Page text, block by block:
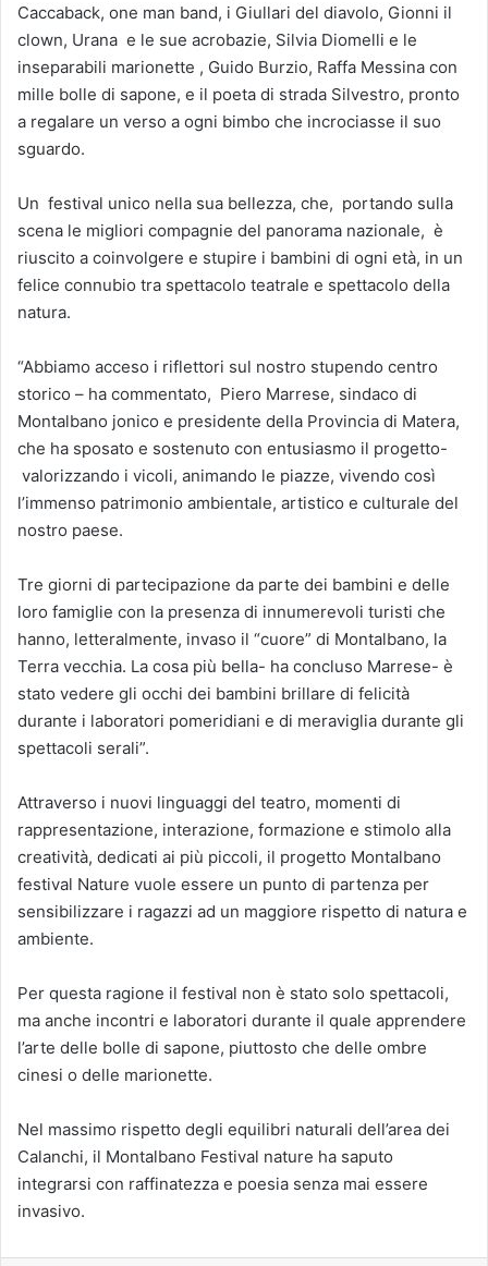
Caccaback, one man band, i Giullari del diavolo, Gionni il
clown, Urana e le sue acrobazie, Silvia Diomelli e le
inseparabili marionette , Guido Burzio, Raffa Messina con
mille bolle di sapone, e il poeta di strada Silvestro, pronto
a regalare un verso a ogni bimbo che incrociasse il suo
sguardo.
Un festival unico nella sua bellezza, che, portando sulla
scena le migliori compagnie del panorama nazionale, è
riuscito a coinvolgere e stupire i bambini di ogni età, in un
felice connubio tra spettacolo teatrale e spettacolo della
natura.
“Abbiamo acceso i riflettori sul nostro stupendo centro
storico – ha commentato, Piero Marrese, sindaco di
Montalbano jonico e presidente della Provincia di Matera,
che ha sposato e sostenuto con entusiasmo il progetto-
valorizzando i vicoli, animando le piazze, vivendo così
l’immenso patrimonio ambientale, artistico e culturale del
nostro paese.
Tre giorni di partecipazione da parte dei bambini e delle
loro famiglie con la presenza di innumerevoli turisti che
hanno, letteralmente, invaso il “cuore” di Montalbano, la
Terra vecchia. La cosa più bella- ha concluso Marrese- è
stato vedere gli occhi dei bambini brillare di felicità
durante i laboratori pomeridiani e di meraviglia durante gli
spettacoli serali”.
Attraverso i nuovi linguaggi del teatro, momenti di
rappresentazione, interazione, formazione e stimolo alla
creatività, dedicati ai più piccoli, il progetto Montalbano
festival Nature vuole essere un punto di partenza per
sensibilizzare i ragazzi ad un maggiore rispetto di natura e
ambiente.
Per questa ragione il festival non è stato solo spettacoli,
ma anche incontri e laboratori durante il quale apprendere
l’arte delle bolle di sapone, piuttosto che delle ombre
cinesi o delle marionette.
Nel massimo rispetto degli equilibri naturali dell’area dei
Calanchi, il Montalbano Festival nature ha saputo
integrarsi con raffinatezza e poesia senza mai essere
invasivo.